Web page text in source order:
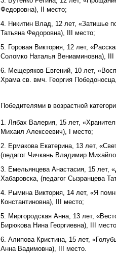
Федоровна), II место;
Никитин Влад, 12 лет, «Затишье
Татьяна Федоровна), III место;
Горовая Виктория, 12 лет,
Соломко Наталья Вениаминовна), III
Мещеряков Евгений, 10 лет,
Храма св. вмч. Георгия
Победителями в возрастной
Лябах Валерия, 15 лет,
Михаил Алексеевич), I место;
Ермакова Екатерина, 13 лет,
(педагог Чичкань Владимир
Емельянцева Анастасия, 15 лет,
Хабаровска, (педагог Сызранцева
Рымина Виктория, 14 лет, «Я
Константиновна), III место;
Миргородская Анна, 13 лет,
Бирюкова Нина Георгиевна), III
Алипова Кристина, 15 лет,
Анна Вадимовна), III место.